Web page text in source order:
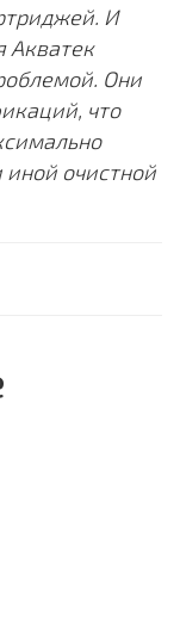
И
Акватек
Они
что
очистной